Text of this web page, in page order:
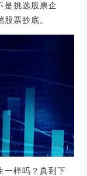
是挑选股票企
票抄底。
一样吗？真到下